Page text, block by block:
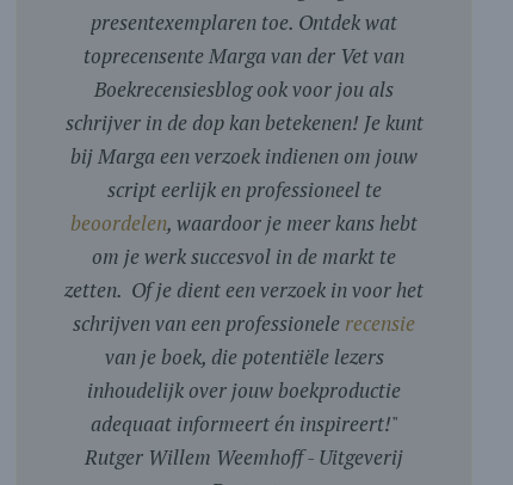
presentexemplaren toe. Ontdek wat
toprecensente Marga van der Vet van
Boekrecensiesblog ook voor jou als
schrijver in de dop kan betekenen! Je kunt
bij Marga een verzoek indienen om jouw
script eerlijk en professioneel te
beoordelen, waardoor je meer kans hebt
om je werk succesvol in de markt te
zetten. Of je dient een verzoek in voor het
schrijven van een professionele recensie
van je boek, die potentiële lezers
inhoudelijk over jouw boekproductie
adequaat informeert én inspireert!"
Rutger Willem Weemhoff - Uitgeverij